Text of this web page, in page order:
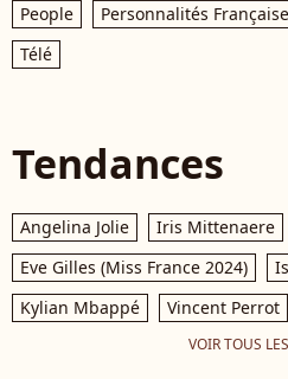
People Personnalités
Télé
Tendances
Angelina Jolie Iris Mittenaere
Eve Gilles (Miss France 2024)
Kylian Mbappé
Vincent Perrot
VOIR TOUS